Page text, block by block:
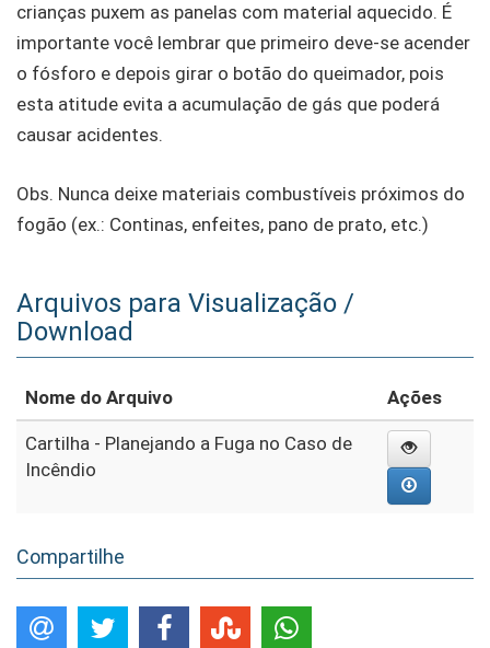
crianças puxem as panelas com material aquecido. É
importante você lembrar que primeiro deve-se acender
o fósforo e depois girar o botão do queimador, pois
esta atitude evita a acumulação de gás que poderá
causar acidentes.
Obs. Nunca deixe materiais combustíveis próximos do
fogão (ex.: Continas, enfeites, pano de prato, etc.)
Arquivos para Visualização /
Download
Nome do Arquivo Ações
Cartilha - Planejando a Fuga no Caso de
Incêndio
Compartilhe